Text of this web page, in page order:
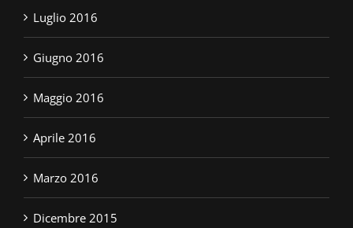
Luglio 2016
Giugno 2016
Maggio 2016
Aprile 2016
Marzo 2016
Dicembre 2015